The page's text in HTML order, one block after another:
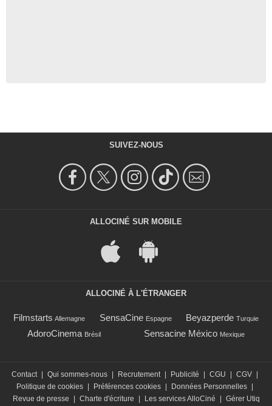
SUIVEZ-NOUS
ALLOCINÉ SUR MOBILE
ALLOCINÉ À L'ÉTRANGER
Filmstarts Allemagne SensaCine Espagne Beyazperde Turquie
AdoroCinema Brésil Sensacine México Mexique
Contact | Qui sommes-nous | Recrutement | Publicité | CGU | CGV |
Politique de cookies | Préférences cookies | Données Personnelles |
Revue de presse
| Charte d'écriture | Les services AlloCiné | Gérer Utiq